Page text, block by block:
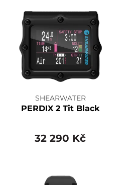
SHEARWATER
PERDIX 2 Tit Black
32 290 Kč